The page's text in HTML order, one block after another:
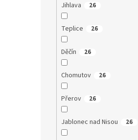
Jihlava 26
Teplice 26
Děčín 26
Chomutov 26
Přerov 26
Jablonec nad Nisou 26